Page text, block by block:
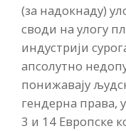
(за надокнаду)
своди на улогу
индустрији
апсолутно
понижавају
гендерна права,
3 и 14 Европске